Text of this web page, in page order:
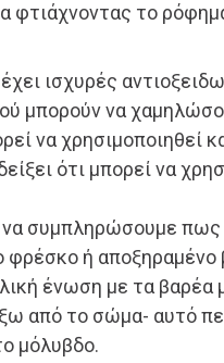
φτιάχνοντας το
ισχυρές
μπορούν να
να χρησιμοποιηθεί
ότι μπορεί να
συμπληρώσουμε πως
φρέσκο ή αποξηραμένο
ένωση με τα βαρέα
από το σώμα- αυτό
μόλυβδο.